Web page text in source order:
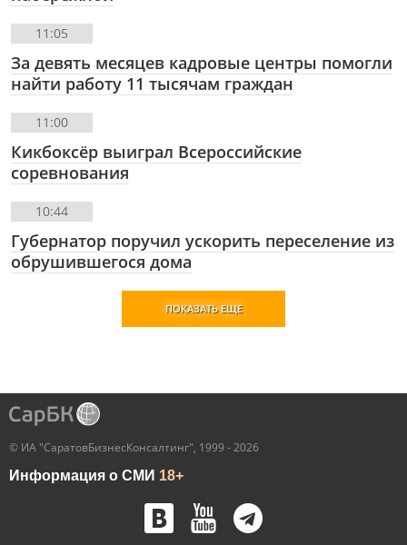
11:05
За девять месяцев кадровые центры помогли
найти работу 11 тысячам граждан
11:00
Кикбоксёр выиграл Всероссийские
соревнования
10:44
Губернатор поручил ускорить переселение из
обрушившегося дома
ПОКАЗАТЬ ЕЩЕ
© ИА "СаратовБизнесКонсалтинг", 1999 - 2026
Информация о СМИ 18+